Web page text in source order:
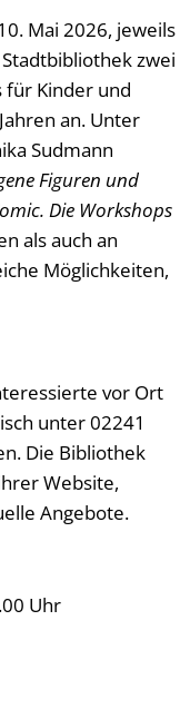
Mai 2026, jeweils
zwei
für Kinder und
an. Unter
Sudmann
Figuren und
Die Workshops
als auch an
Möglichkeiten,
vor Ort
unter 02241
Die Bibliothek
Website,
Angebote.
Uhr